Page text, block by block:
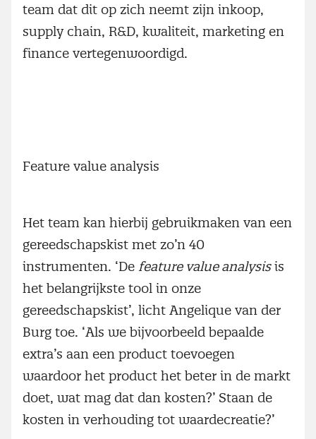
team dat dit op zich neemt zijn inkoop,
supply chain, R&D, kwaliteit, marketing en
finance vertegenwoordigd.
Feature value analysis
Het team kan hierbij gebruikmaken van een
gereedschapskist met zo’n 40
instrumenten. ‘De feature value analysisis
het belangrijkste tool in onze
gereedschapskist’, licht Angelique van der
Burg toe. ‘Als we bijvoorbeeld bepaalde
extra’s aan een product toevoegen
waardoor het product het beter in de markt
doet, wat mag dat dan kosten?’ Staan de
kosten in verhouding tot waardecreatie?’